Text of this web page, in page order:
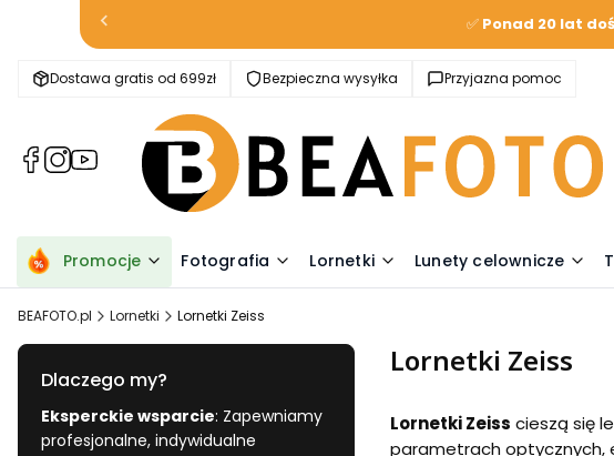
✅ Ponad 20 lat
Dostawa gratis od 699zł Bezpieczna wysyłka Przyjazna pomoc
(Otwiera
karcie)
(Otwiera
karcie)
(Otwiera
karcie)
Promocje Fotografia Lornetki Lunety celownicze
BEAFOTO.pl Lornetki Lornetki Zeiss
Dlaczego my?
Eksperckie wsparcie: Zapewniamy
profesjonalne, indywidualne
Lornetki Zeiss
Lornetki Zeiss cieszą się
parametrach optycznych,